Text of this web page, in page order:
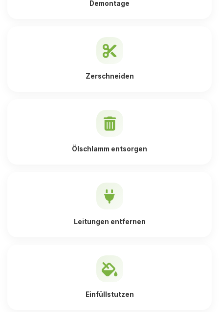
Demontage
Zerschneiden
Ölschlamm entsorgen
Leitungen entfernen
Einfüllstutzen